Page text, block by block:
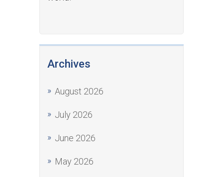
Archives
August 2026
July 2026
June 2026
May 2026